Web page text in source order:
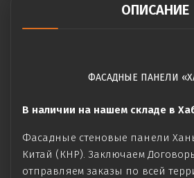
ОПИСАНИЕ
ФАСАДНЫЕ ПАНЕЛИ
В наличии на нашем складе в
Фасадные стеновые панели
Китай (КНР). Заключаем
отправляем заказы по всей